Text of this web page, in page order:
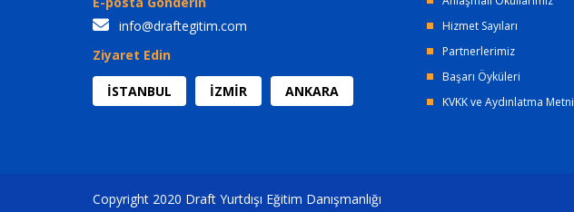
info@draftegitim.com
Ziyaret Edin
İSTANBUL İZMİR ANKARA
Hizmet Sayıları
Partnerlerimiz
Başarı Öyküleri
KVKK ve Aydınlatma Metni
Copyright 2020 Draft Yurtdışı Eğitim Danışmanlığı